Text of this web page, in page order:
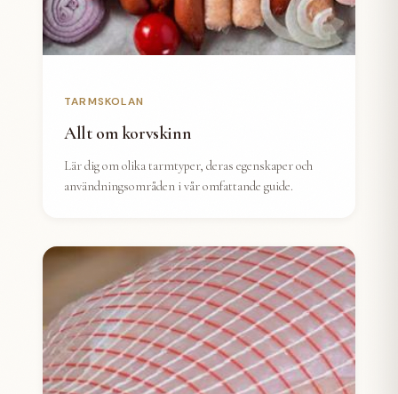
TARMSKOLAN
Allt om korvskinn
Lär dig om olika tarmtyper, deras egenskaper och
användningsområden i vår omfattande guide.